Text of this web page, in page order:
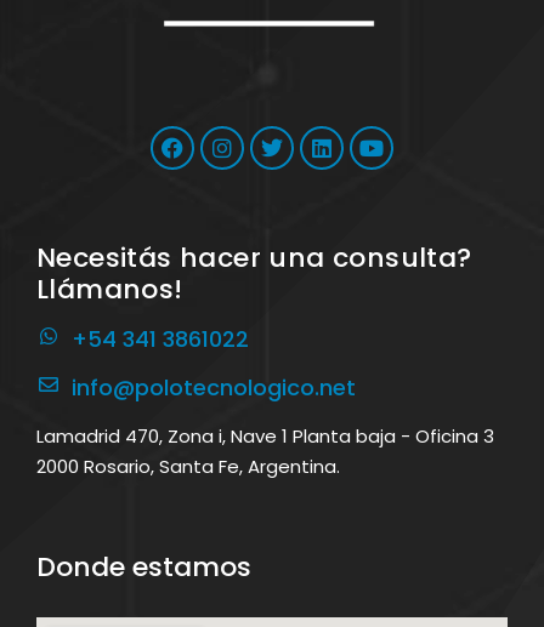
Necesitás hacer una consulta?
Llámanos!
+54 341 3861022
info@polotecnologico.net
Lamadrid 470, Zona i, Nave 1 Planta baja - Oficina 3
2000 Rosario, Santa Fe, Argentina.
Donde estamos